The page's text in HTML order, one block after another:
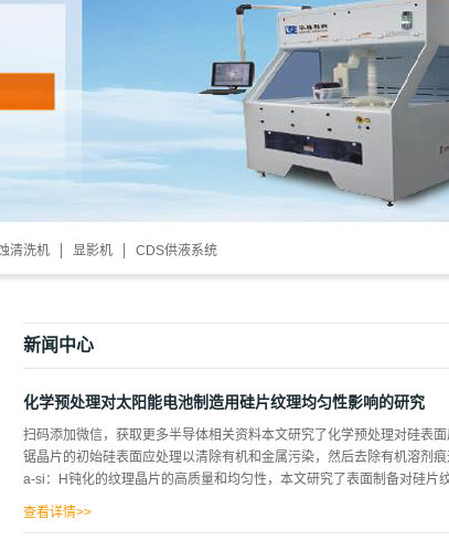
清洗机 显影机 CDS供液系统
新闻中心
化学预处理对太阳能电池制造用硅片纹理均匀性影响的研究
扫码添加微信，获取更多半导体相关资料本文研究了化学预处理对硅表
锯晶片的初始硅表面应处理以清除有机和金属污染，然后去除有机溶剂
a-si：H钝化的纹理晶片的高质量和均匀性，本文研究了表面制备对硅片
查看详情>>